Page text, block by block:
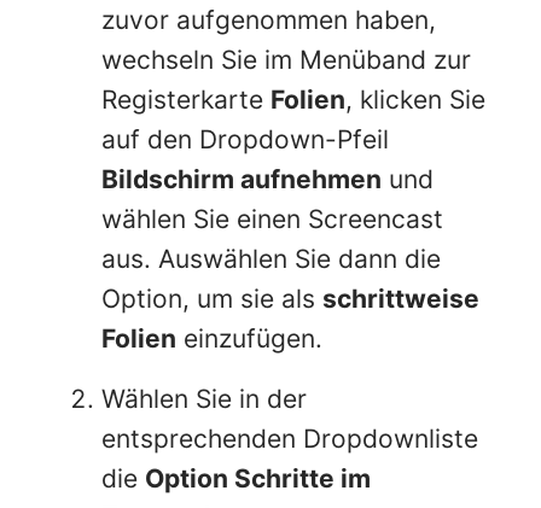
zuvor aufgenommen haben,
wechseln Sie im Menüband zur
Registerkarte Folien, klicken Sie
auf den Dropdown-Pfeil
Bildschirm aufnehmen und
wählen Sie einen Screencast
aus. Auswählen Sie dann die
Option, um sie als schrittweise
Folien einzufügen.
Wählen Sie in der
entsprechenden Dropdownliste
die Option Schritte im